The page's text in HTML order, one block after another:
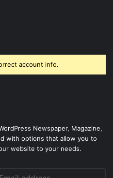
account info.
Newspaper, Magazine,
with options that allow you to
website to your needs.